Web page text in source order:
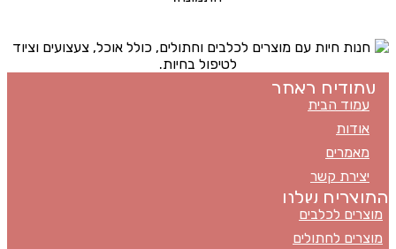
מכבדים את כל סוגי כרטיסי האשראי
עמודים באתר
עמוד הבית
אודות
מאמרים
יצירת קשר
המוצרים שלנו
מוצרים לכלבים
מוצרים לחתולים